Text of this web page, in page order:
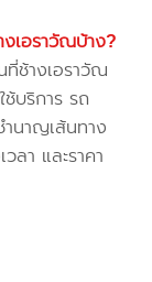
งเอราวัณบ้าง?
ที่ช้างเอราวัณ
ช้บริการ รถ
นาญเส้นทาง
ลา และราคา